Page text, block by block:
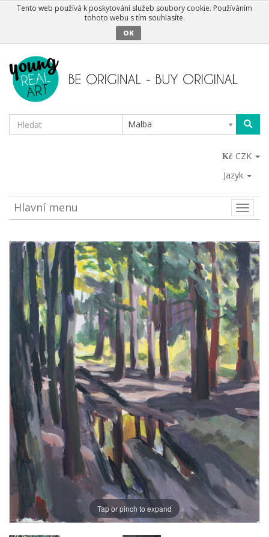
Tento web používá k poskytování služeb soubory cookie. Používáním
tohoto webu s tím souhlasíte.
OK
Malba
CZK
Jazyk
Toggle
Hlavní menu
Tap or pinch to expand